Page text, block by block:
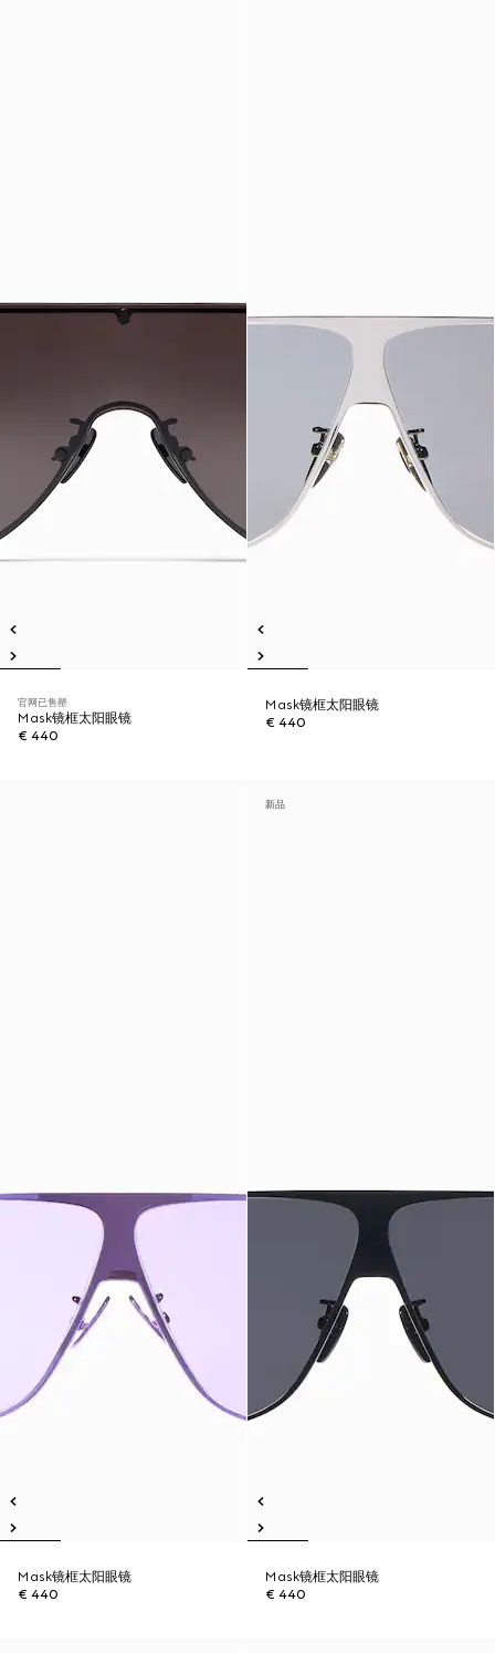
官网已售罄
Mask镜框太阳眼镜
€ 440
Mask镜框太阳眼镜
€ 440
Mask镜框太阳眼镜
€ 440
新品
Mask镜框太阳眼镜
€ 440